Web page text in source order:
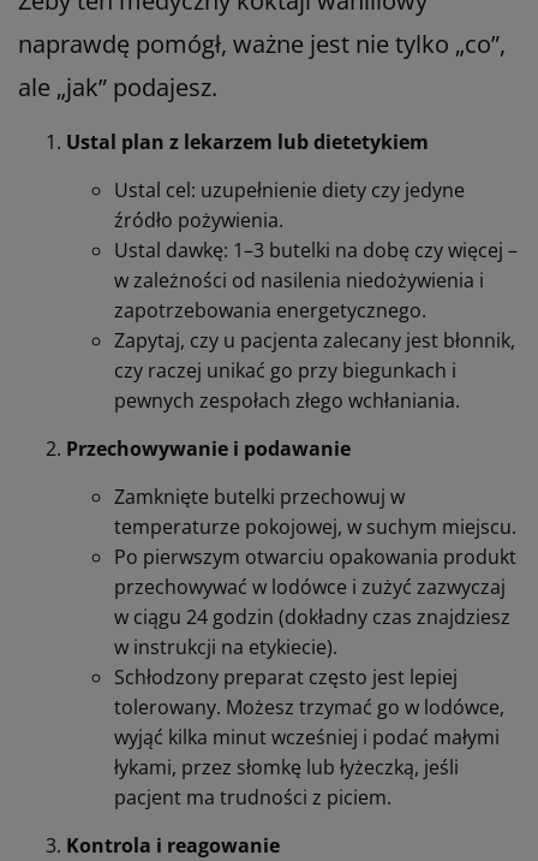
naprawdę pomógł, ważne jest nie tylko „co”,
ale „jak” podajesz.
Ustal plan z lekarzem lub dietetykiem
Ustal cel: uzupełnienie diety czy jedyne
źródło pożywienia.
Ustal dawkę: 1–3 butelki na dobę czy więcej –
w zależności od nasilenia niedożywienia i
zapotrzebowania energetycznego.
Zapytaj, czy u pacjenta zalecany jest błonnik,
czy raczej unikać go przy biegunkach i
pewnych zespołach złego wchłaniania.
Przechowywanie i podawanie
Zamknięte butelki przechowuj w
temperaturze pokojowej, w suchym miejscu.
Po pierwszym otwarciu opakowania produkt
przechowywać w lodówce i zużyć zazwyczaj
w ciągu 24 godzin (dokładny czas znajdziesz
w instrukcji na etykiecie).
Schłodzony preparat często jest lepiej
tolerowany. Możesz trzymać go w lodówce,
wyjąć kilka minut wcześniej i podać małymi
łykami, przez słomkę lub łyżeczką, jeśli
pacjent ma trudności z piciem.
Kontrola i reagowanie